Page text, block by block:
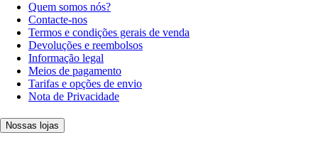
Quem somos nós?
Contacte-nos
Termos e condições gerais de venda
Devoluções e reembolsos
Informação legal
Meios de pagamento
Tarifas e opções de envio
Nota de Privacidade
Nossas lojas